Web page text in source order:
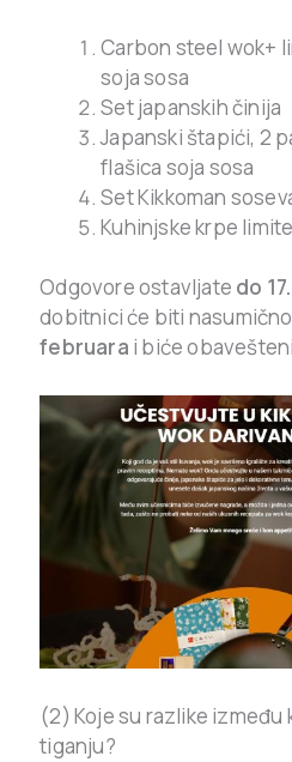
Carbon steel wok+
soja sosa
Set japanskih činija
Japanski štapići, 2
flašica soja sosa
Set Kikkoman
Kuhinjske krpe
Odgovore ostavljate do
dobitnici će biti nasumično
februara i biće
(2) Koje su razlike između
tiganju?